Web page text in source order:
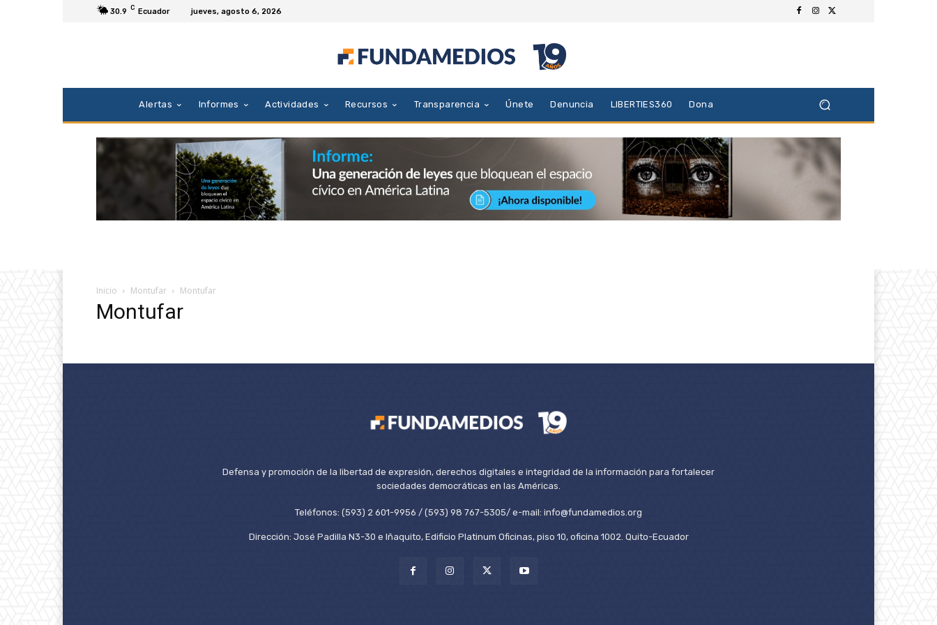
30.9 C Ecuador jueves, agosto 6, 2026
Alertas Informes Actividades Recursos Transparencia Únete Denuncia LIBERTIES360 Dona
Inicio Montufar Montufar
Montufar
Defensa y promoción de la libertad de expresión, derechos digitales e integridad de la información para fortalecer
sociedades democráticas en las Américas.
Teléfonos: (593) 2 601-9956 / (593) 98 767-5305/ e-mail: info@fundamedios.org
Dirección: José Padilla N3-30 e Iñaquito, Edificio Platinum Oficinas, piso 10, oficina 1002. Quito-Ecuador